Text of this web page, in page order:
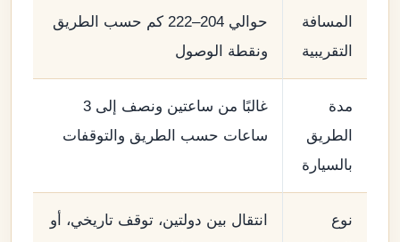
المسافة
التقريبية
حوالي 204–222 كم حسب الطريق
ونقطة الوصول
مدة
الطريق
بالسيارة
غالبًا من ساعتين ونصف إلى 3
ساعات حسب الطريق والتوقفات
نوع
انتقال بين دولتين، توقف تاريخي، أو